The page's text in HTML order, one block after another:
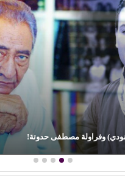
يكتب: سوق (الترند) واللحم الرخيص!